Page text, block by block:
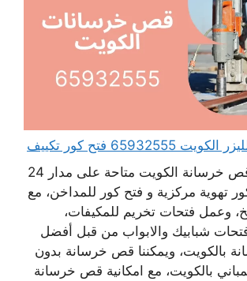
فتح كور تكييف
خدمات شركة قص خرسانة الكويت متاحة على مدار 24
تهوية مركزية و فتح كور للمداخن، مع
وعمل فتحات تخريم للمكيفات،
شبابيك والابواب من قبل أفضل
بالكويت، ويمكننا قص خرسانة بدون
بالكويت، مع امكانية قص خرسانة